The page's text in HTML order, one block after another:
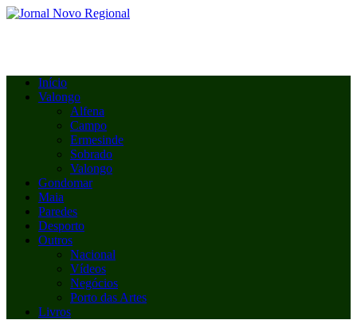
Início
Valongo
Alfena
Campo
Ermesinde
Sobrado
Valongo
Gondomar
Maia
Paredes
Desporto
Outros
Nacional
Vídeos
Negócios
Porto das Artes
Livros